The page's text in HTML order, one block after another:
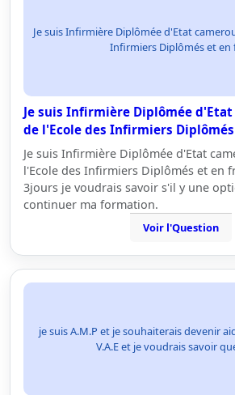
Je suis Infirmière Diplômée d'Etat
Infirmiers Diplômés et en
Je suis Infirmière Diplômée
de l'Ecole des Infirmiers
Je suis Infirmière Diplômée d'Etat
l'Ecole des Infirmiers Diplômés et en
3jours je voudrais savoir s'il y une
continuer ma formation.
Voir l'Question
je suis A.M.P et je souhaiterais devenir
V.A.E et je voudrais savoir